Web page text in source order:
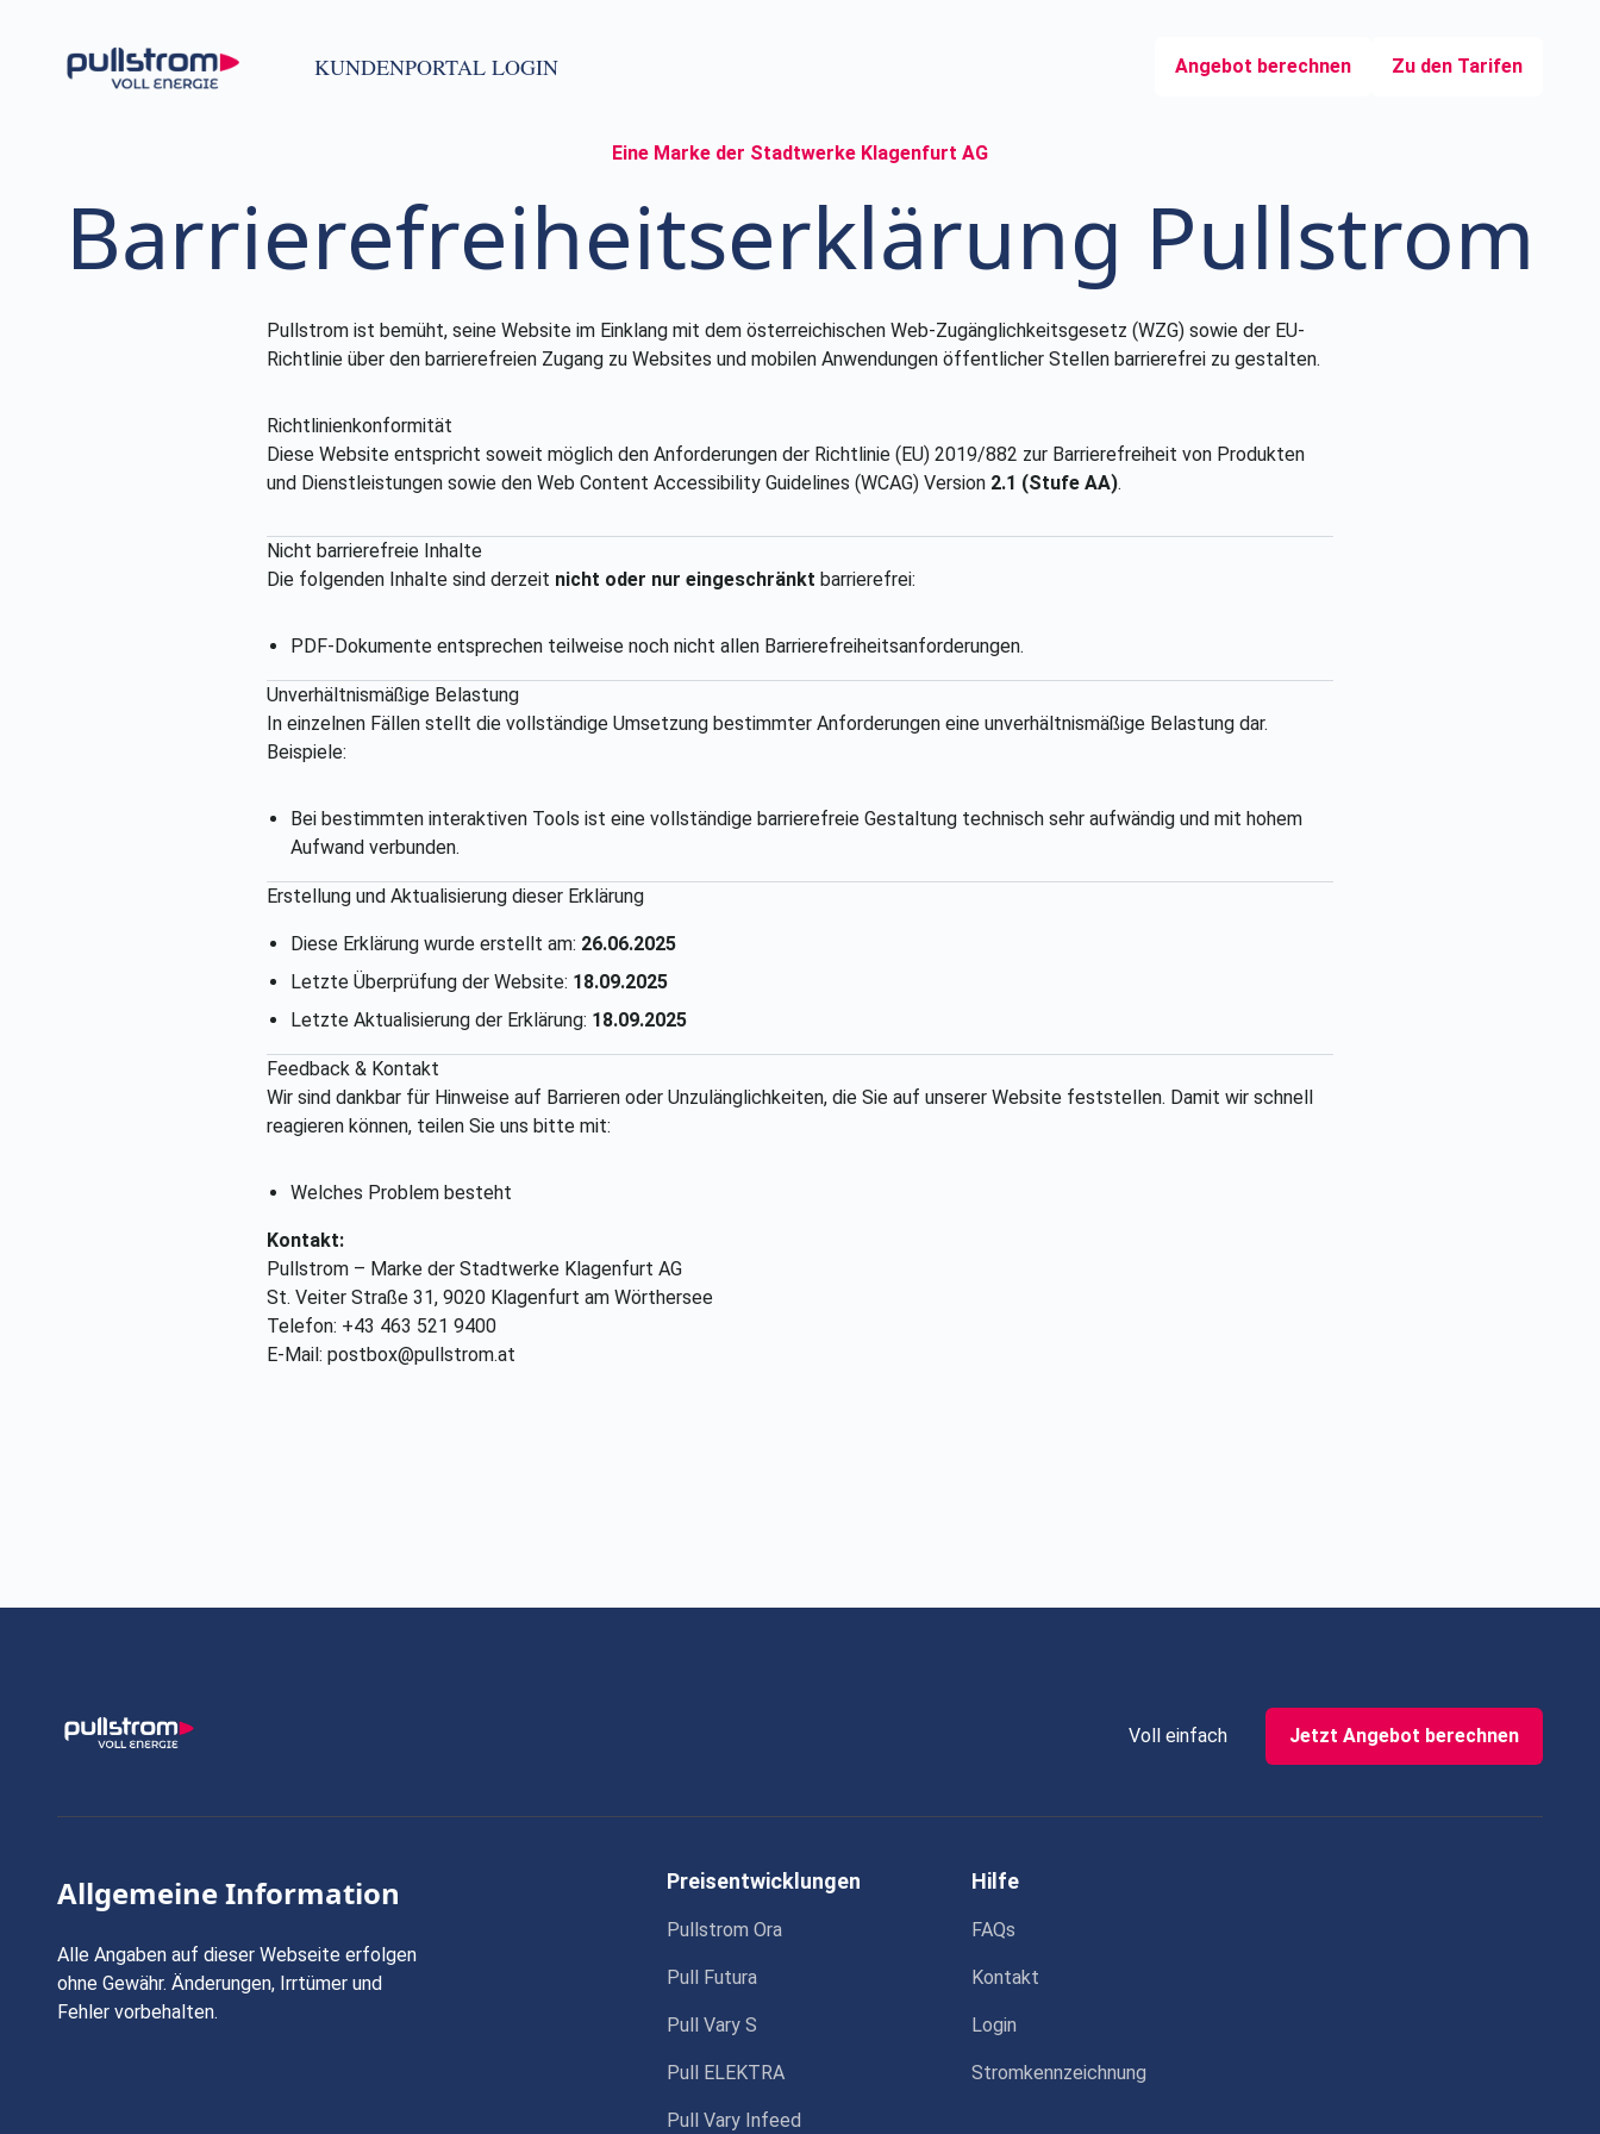
KUNDENPORTAL LOGIN Angebot berechnen Zu den Tarifen
Eine Marke der Stadtwerke Klagenfurt AG
Barrierefreiheitserklärung Pullstrom
Pullstrom ist bemüht, seine Website im Einklang mit dem österreichischen Web-Zugänglichkeitsgesetz (WZG) sowie der EU-
Richtlinie über den barrierefreien Zugang zu Websites und mobilen Anwendungen öffentlicher Stellen barrierefrei zu gestalten.
Richtlinienkonformität
Diese Website entspricht soweit möglich den Anforderungen der Richtlinie (EU) 2019/882 zur Barrierefreiheit von Produkten
und Dienstleistungen sowie den Web Content Accessibility Guidelines (WCAG) Version 2.1 (Stufe AA).
Nicht barrierefreie Inhalte
Die folgenden Inhalte sind derzeit nicht oder nur eingeschränkt barrierefrei:
PDF-Dokumente entsprechen teilweise noch nicht allen Barrierefreiheitsanforderungen.
Unverhältnismäßige Belastung
In einzelnen Fällen stellt die vollständige Umsetzung bestimmter Anforderungen eine unverhältnismäßige Belastung dar.
Beispiele:
Bei bestimmten interaktiven Tools ist eine vollständige barrierefreie Gestaltung technisch sehr aufwändig und mit hohem
Aufwand verbunden.
Erstellung und Aktualisierung dieser Erklärung
Diese Erklärung wurde erstellt am: 26.06.2025
Letzte Überprüfung der Website: 18.09.2025
Letzte Aktualisierung der Erklärung: 18.09.2025
Feedback & Kontakt
Wir sind dankbar für Hinweise auf Barrieren oder Unzulänglichkeiten, die Sie auf unserer Website feststellen. Damit wir schnell
reagieren können, teilen Sie uns bitte mit:
Welches Problem besteht
Kontakt:
Pullstrom – Marke der Stadtwerke Klagenfurt AG
St. Veiter Straße 31, 9020 Klagenfurt am Wörthersee
Telefon: +43 463 521 9400
E-Mail: postbox@pullstrom.at
Voll einfach Jetzt Angebot berechnen
Allgemeine Information
Alle Angaben auf dieser Webseite erfolgen
ohne Gewähr. Änderungen, Irrtümer und
Fehler vorbehalten.
Preisentwicklungen
Pullstrom Ora
Pull Futura
Pull Vary S
Pull ELEKTRA
Pull Vary Infeed
Hilfe
FAQs
Kontakt
Login
Stromkennzeichnung